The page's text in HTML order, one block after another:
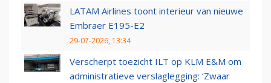
LATAM Airlines toont interieur van nieuwe
Embraer E195-E2
29-07-2026, 13:34
Verscherpt toezicht ILT op KLM E&M om
administratieve verslaglegging: ‘Zwaar